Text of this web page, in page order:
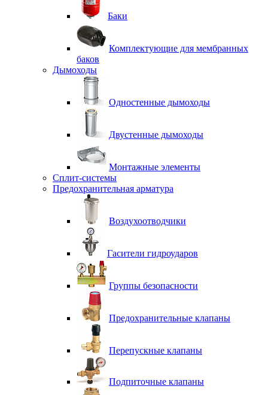
Баки
Комплектующие для мембранных
баков
Дымоходы
Одностенные дымоходы
Двустенные дымоходы
Монтажные элементы
Сплит-системы
Предохранительная арматура
Воздухоотводчики
Гасители гидроударов
Группы безопасности
Предохранительные клапаны
Перепускные клапаны
Подпиточные клапаны